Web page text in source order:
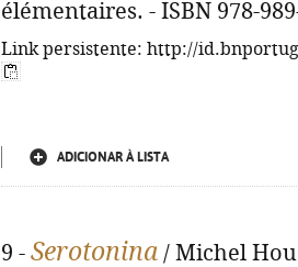
élémentaires. - ISBN 978-
Link persistente: http://
ADICIONAR À LISTA
9 - Serotonina / Michel